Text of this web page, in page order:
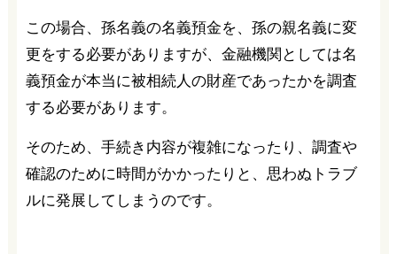
この場合、孫名義の名義預金を、孫の親名義に変
更をする必要がありますが、金融機関としては名
義預金が本当に被相続人の財産であったかを調査
する必要があります。
そのため、手続き内容が複雑になったり、調査や
確認のために時間がかかったりと、思わぬトラブ
ルに発展してしまうのです。